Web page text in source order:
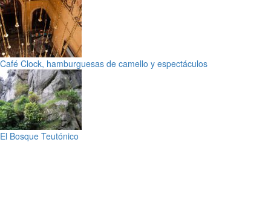
Café Clock, hamburguesas de camello y espectáculos
El Bosque Teutónico